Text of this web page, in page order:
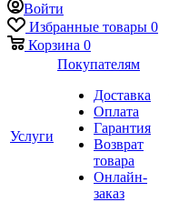
Войти
Избранные товары 0
Корзина 0
Услуги
Покупателям
Доставка
Оплата
Гарантия
Возврат
товара
Онлайн-
заказ